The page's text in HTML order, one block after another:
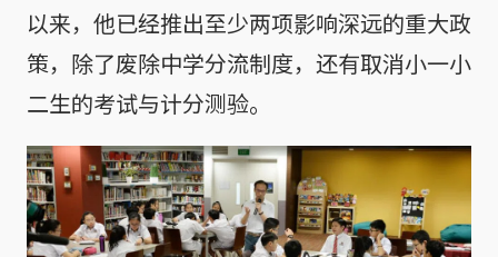
以来，他已经推出至少两项影响深远的重大政
策，除了废除中学分流制度，还有取消小一小
二生的考试与计分测验。